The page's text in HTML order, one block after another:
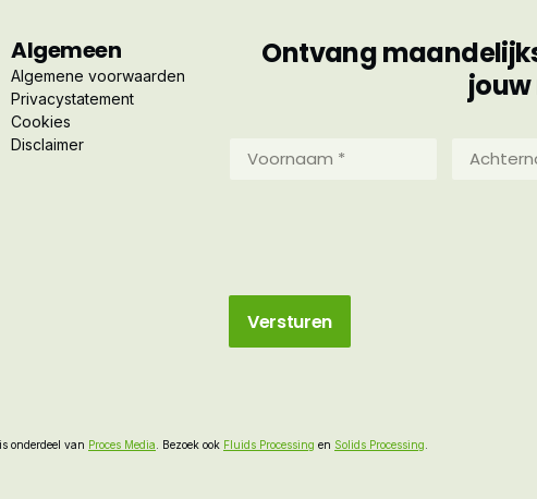
Algemeen
Algemene voorwaarden
Privacystatement
Cookies
Disclaimer
Ontvang
onderdeel van Proces Media . Bezoek ook Fluids Processing en Solids Processing